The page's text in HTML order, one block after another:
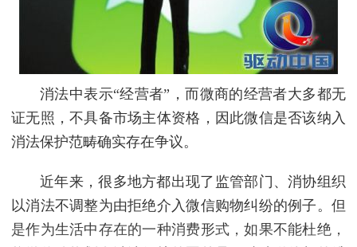
消法中表示“经营者”，而微商的经营者大多都无
证无照，不具备市场主体资格，因此微信是否该纳入
消法保护范畴确实存在争议。
近年来，很多地方都出现了监管部门、消协组织
以消法不调整为由拒绝介入微信购物纠纷的例子。但
是作为生活中存在的一种消费形式，如果不能杜绝，